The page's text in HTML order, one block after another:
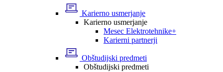
Karierno usmerjanje
Karierno usmerjanje
Mesec Elektrotehnike+
Karierni partnerji
Obštudijski predmeti
Obštudijski predmeti